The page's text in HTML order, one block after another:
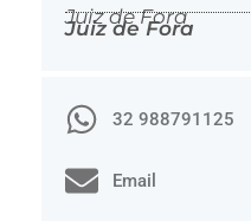
Juiz de Fora
Juiz de Fora
32 988791125
Email